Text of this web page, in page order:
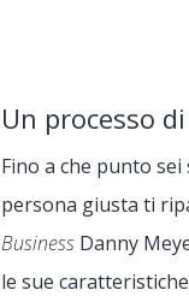
Un processo
Fino a che punto
persona giusta ti
Business Danny
le sue